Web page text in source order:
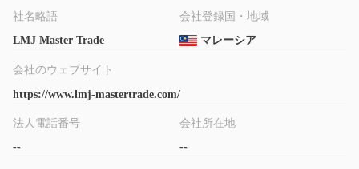
社名略語
LMJ Master Trade
会社登録国・地域
マレーシア
会社のウェブサイト
https://www.lmj-mastertrade.com/
法人電話番号
--
会社所在地
--